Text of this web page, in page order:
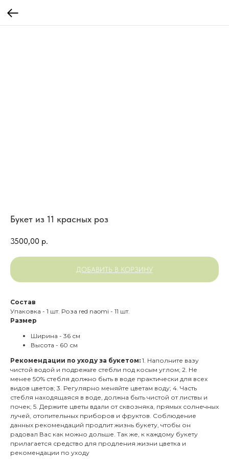
Букет из 11 красных роз
3500,00 р.
ДОБАВИТЬ В КОРЗИНУ
Состав
Упаковка - 1 шт. Роза red naomi - 11 шт.
Размер
Ширина - 36 см
Высота - 60 см
Рекомендации по уходу за букетом: 1. Наполните вазу
чистой водой и подрежьте стебли под косым углом; 2. Не
менее 50% стебля должно быть в воде практически для всех
видов цветов; 3. Регулярно меняйте цветам воду; 4. Часть
стебля находящаяся в воде, должна быть чистой от листвы и
почек; 5. Держите цветы вдали от сквозняка, прямых солнечных
лучей, отопительных приборов и фруктов. Соблюдение
данных рекомендаций продлит жизнь букету, чтобы он
радовал Вас как можно дольше. Так же, к каждому букету
прилагается средство для продления жизни цветка и
рекомендации по уходу